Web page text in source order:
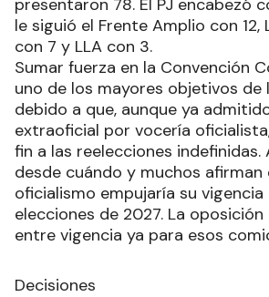
presentaron 78. El PJ encabezó
le siguió el Frente Amplio con 12,
con 7 y LLA con 3.
Sumar fuerza en la Convención
uno de los mayores objetivos de
debido a que, aunque ya
extraoficial por vocería
fin a las reelecciones indefinidas.
desde cuándo y muchos afirman
oficialismo empujaría su vigencia
elecciones de 2027. La
entre vigencia ya para esos
Decisiones